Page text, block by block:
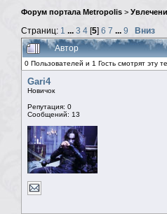
Форум портала Metropolis >
Страниц: 1 ... 3 4 [5] 6 7 ... 9 Вниз
Автор
0 Пользователей и 1 Гость смотрят эту
Gari4
Новичок
Репутация: 0
Сообщений: 13